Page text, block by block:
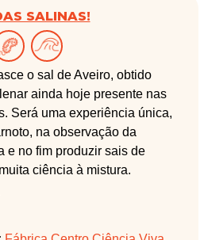
SALINAS!
o sal de Aveiro, obtido
ainda hoje presente nas
Será uma experiência única,
na observação da
e no fim produzir sais de
ciência à mistura.